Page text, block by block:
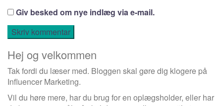
Giv besked om nye indlæg via e-mail.
Hej og velkommen
Tak fordi du læser med. Bloggen skal gøre dig klogere på
Influencer Marketing.
Vil du høre mere, har du brug for en oplægsholder, eller har